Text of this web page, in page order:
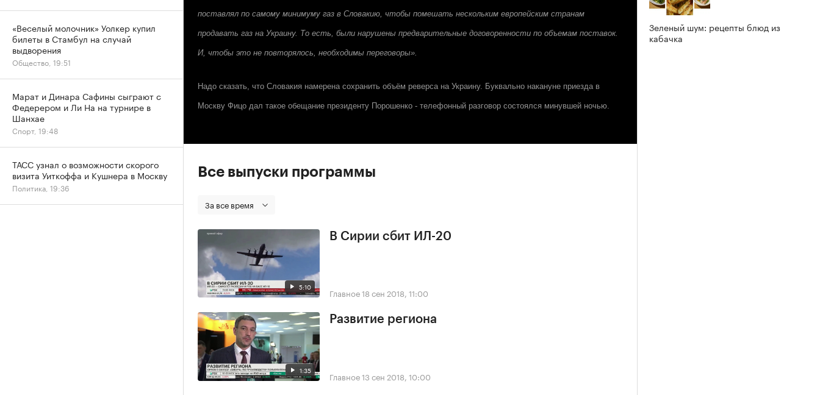
поставлял по самому минимуму газ в Словакию, чтобы помешать нескольким европейским странам
продавать газ на Украину. То есть, были нарушены предварительные договоренности по объемам поставок.
И, чтобы это не повторялось, необходимы переговоры».
Надо сказать, что Словакия намерена сохранить объём реверса на Украину. Буквально накануне приезда в
Москву Фицо дал такое обещание президенту Порошенко - телефонный разговор состоялся минувшей ночью.
Все выпуски программы
За все время
5:10
В Сирии сбит ИЛ-20
Главное18 сен 2018, 11:00
1:35
Развитие региона
Главное13 сен 2018, 10:00
Зеленый шум: рецепты блюд из
кабачка
«Веселый молочник» Уолкер купил
билеты в Стамбул на случай
выдворения
Общество, 19:51
Марат и Динара Сафины сыграют с
Федерером и Ли На на турнире в
Шанхае
Спорт, 19:48
ТАСС узнал о возможности скорого
визита Уиткоффа и Кушнера в Москву
Политика, 19:36